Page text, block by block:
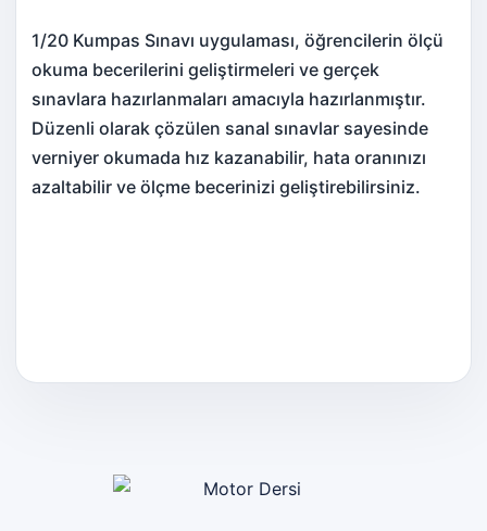
1/20 Kumpas Sınavı uygulaması, öğrencilerin ölçü
okuma becerilerini geliştirmeleri ve gerçek
sınavlara hazırlanmaları amacıyla hazırlanmıştır.
Düzenli olarak çözülen sanal sınavlar sayesinde
verniyer okumada hız kazanabilir, hata oranınızı
azaltabilir ve ölçme becerinizi geliştirebilirsiniz.
Motor Dersi